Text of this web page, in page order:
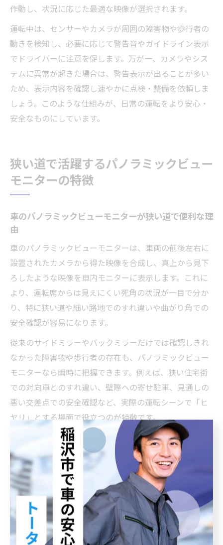
作動し、状況に応じた最適な映像が選択されます。
運転中は、センサーやカメラが周囲の障害物や歩行者の
動きを検知し、必要に応じて警告音やガイドライン表示
でドライバーに注意を促します。万が一、カメラやシス
テムに異常が起きた場合は、警告表示が出ることが多い
ため、表示内容を確認し速やかに点検・整備を依頼しま
しょう。このような仕組みが、日常の運転をより安心・
安全なものにしています。
狭い道で活躍するパノラミックビュー
モニターの特徴
車のパノラミックビューモニターが狭い道で便利な理
由
車のパノラミックビューモニターは、車両の前後左右に
設置されたカメラから得た映像を合成し、真上から見下
ろしたような映像を車内モニターに表示します。これに
より、運転席からは見えにくい死角の状況が一目で分か
り、特に狭い道や細い路地でのすれ違いや曲がり角での
安全確認が容易になります。
従来のサイドミラーやバックミラーだけでは確認しきれ
なかった障害物や歩行者の存在も、パノラミックビュー
モニターなら瞬時に把握できます。例えば、狭い住宅街
での対向車とのすれ違い、壁際への寄せ駐車、見通しの
悪い交差点での安全確認など、実際の運転シーンで「ヒ
ヤリ」とする場面で役立つのが特徴です。
このような便利さから、最近ではトヨタをはじめ多くの
メーカーがパノラミックビューモニター搭載車を販売し
ています。導入により、日常の運転ストレスや接触事故
のリスクを大きく軽減できる点が、多くのユーザーに評
価されています。
狭い道でも安心できる車パノラマビュー活用術